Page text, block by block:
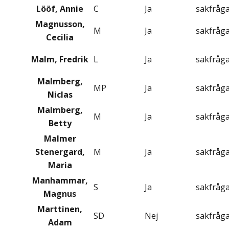
Lööf, Annie
C Ja
Magnusson,
Cecilia
M Ja
Malm, Fredrik L Ja
Malmberg,
Niclas
MP Ja
Malmberg,
Betty
M Ja
Malmer
Stenergard,
Maria
M Ja
Manhammar,
Magnus
S Ja
Marttinen,
Adam
SD Nej